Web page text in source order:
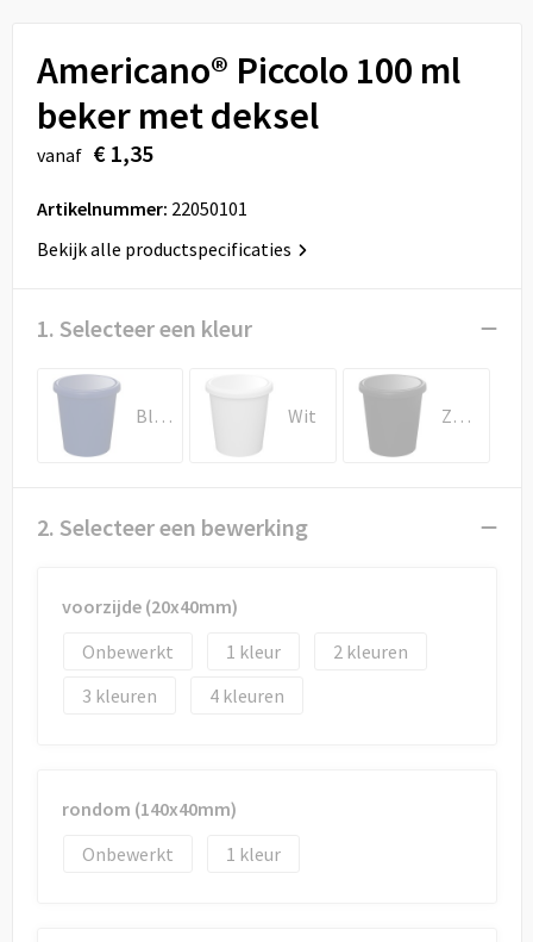
Veiligheid, Auto en Fiets
Vrije tijd en Strand
Aanstekers
Rugzakken
Schoenentassen
Sporttassen
Autotassen
Draagtassen
Papieren tassen
Strandtassen
Americano® Piccolo 100 ml
beker met deksel
vanaf € 1,35
Artikelnummer: 22050101
Bekijk alle productspecificaties
1. Selecteer een kleur
Blauw Wit Zwart
2. Selecteer een bewerking
voorzijde (20x40mm)
Onbewerkt
1
2
3
4
rondom (140x40mm)
Onbewerkt
1